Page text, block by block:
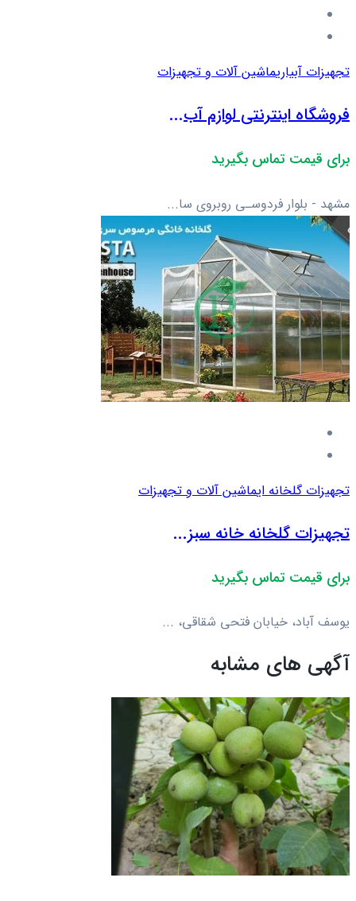
تجهیزات آبیاریماشین آلات و تجهیزات
فروشگاه اینترنتی لوازم آب...
برای قیمت تماس بگیرید
مشهد - بلوار فردوسـی روبروی سا...
تجهیزات گلخانه ایماشین آلات و تجهیزات
تجهیزات گلخانه خانه سبز...
برای قیمت تماس بگیرید
یوسف آباد، خیابان فتحی شقاقی، ...
آگهی های مشابه